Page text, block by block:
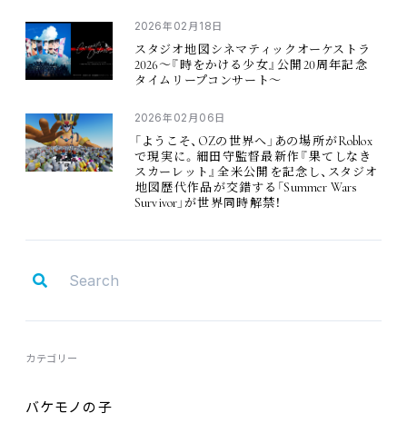
2026年 02 月 18 日
スタジオ地図 シネマティックオーケストラ
2026〜『時をかける 少女』 公開20周年記念
タイムリープコンサート〜
2026年 02 月 06 日
「ようこそ、 OZの世界へ」あの場所がRoblox
で現実に。 細田守監督最新作 『果てしなき
スカーレット』 全米公開 を記念 し、スタジオ
地図歴代作品が交錯する「Summer Wars
Survivor 」が世界同時解禁！
カテゴリー
バケモノの子